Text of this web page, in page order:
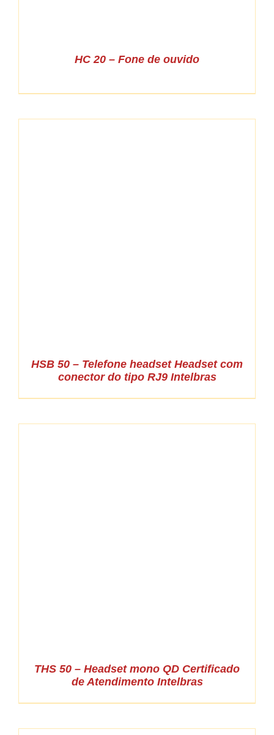
HC 20 – Fone de ouvido
HSB 50 – Telefone headset Headset com
conector do tipo RJ9 Intelbras
THS 50 – Headset mono QD Certificado
de Atendimento Intelbras